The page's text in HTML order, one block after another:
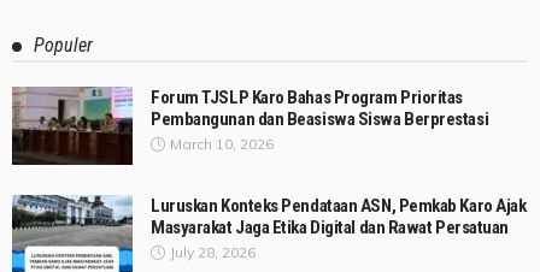
Populer
Forum TJSLP Karo Bahas Program Prioritas
Pembangunan dan Beasiswa Siswa Berprestasi
March 10, 2026
Luruskan Konteks Pendataan ASN, Pemkab Karo Ajak
Masyarakat Jaga Etika Digital dan Rawat Persatuan
July 28, 2026